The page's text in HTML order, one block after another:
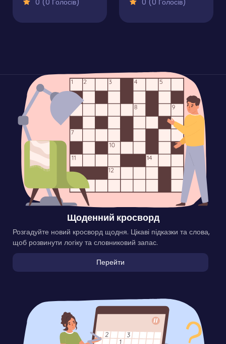
Щоденний кросворд
Розгадуйте новий кросворд щодня. Цікаві підказки та слова,
щоб розвинути логіку та словниковий запас.
Перейти